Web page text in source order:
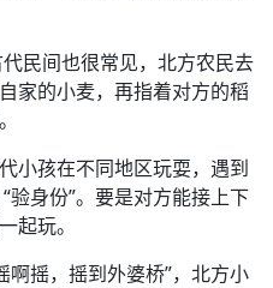
民间也很常见，北方农民去
家的小麦，再指着对方的稻
小孩在不同地区玩耍，遇到
验身份”。要是对方能接上下
起玩。
啊摇，摇到外婆桥”，北方小